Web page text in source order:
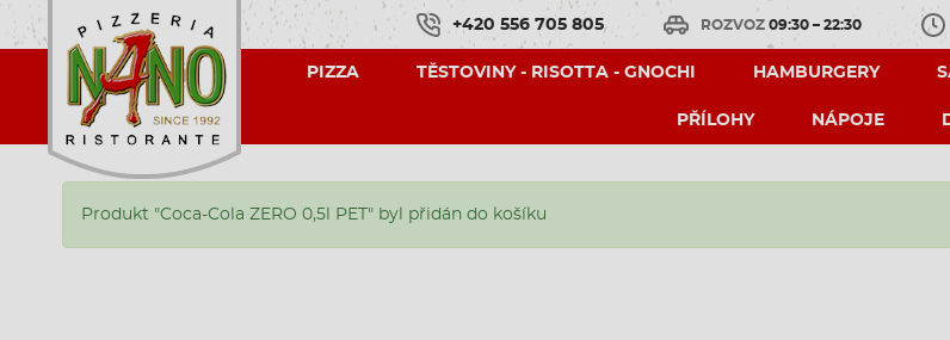
+420 556 705 805 ROZVOZ 09:30 – 22:30
PIZZA TĚSTOVINY - RISOTTA - GNOCHI HAMBURGERY
PŘÍLOHY NÁPOJE
Produkt "Coca-Cola ZERO 0,5l PET" byl přidán do košíku